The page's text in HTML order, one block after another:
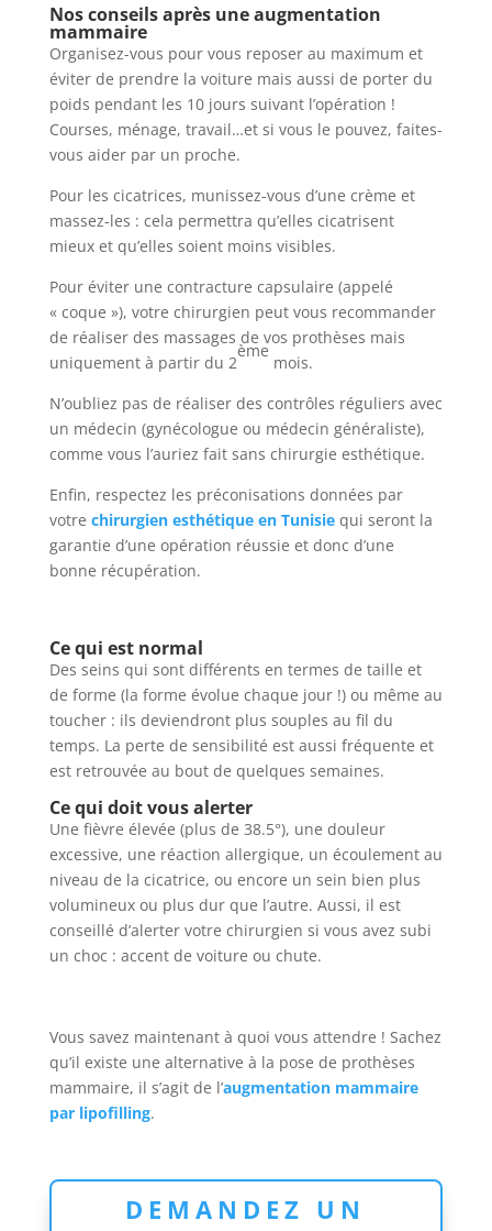
Nos conseils après une augmentation
mammaire
Organisez-vous pour vous reposer au maximum et
éviter de prendre la voiture mais aussi de porter du
poids pendant les 10 jours suivant l’opération !
Courses, ménage, travail…et si vous le pouvez, faites-
vous aider par un proche.
Pour les cicatrices, munissez-vous d’une crème et
massez-les : cela permettra qu’elles cicatrisent
mieux et qu’elles soient moins visibles.
Pour éviter une contracture capsulaire (appelé
« coque »), votre chirurgien peut vous recommander
de réaliser des massages de vos prothèses mais
uniquement à partir du 2
ème
mois.
N’oubliez pas de réaliser des contrôles réguliers avec
un médecin (gynécologue ou médecin généraliste),
comme vous l’auriez fait sans chirurgie esthétique.
Enfin, respectez les préconisations données par
votre chirurgien esthétique en Tunisiequi seront la
garantie d’une opération réussie et donc d’une
bonne récupération.
Ce qui est normal
Des seins qui sont différents en termes de taille et
de forme (la forme évolue chaque jour !) ou même au
toucher : ils deviendront plus souples au fil du
temps. La perte de sensibilité est aussi fréquente et
est retrouvée au bout de quelques semaines.
Ce qui doit vous alerter
Une fièvre élevée (plus de 38.5°), une douleur
excessive, une réaction allergique, un écoulement au
niveau de la cicatrice, ou encore un sein bien plus
volumineux ou plus dur que l’autre. Aussi, il est
conseillé d’alerter votre chirurgien si vous avez subi
un choc : accent de voiture ou chute.
Vous savez maintenant à quoi vous attendre ! Sachez
qu’il existe une alternative à la pose de prothèses
mammaire, il s’agit de l’augmentation mammaire
par lipofilling.
DEMANDEZ UN